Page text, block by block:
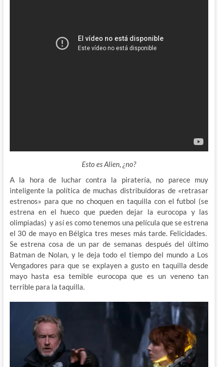
Esto es Alien, ¿no?
A la hora de luchar contra la piratería, no parece muy
inteligente la política de muchas distribuidoras de «retrasar
estrenos» para que no choquen en taquilla con el futbol (se
estrena en el hueco que pueden dejar la eurocopa y las
olimpiadas) y así es como tenemos una película que se estrena
el 30 de mayo en Bélgica tres meses más tarde. Felicidades.
Se estrena cosa de un par de semanas después del último
Batman de Nolan, y le deja todo el tiempo del mundo a Los
Vengadores para que se explayen a gusto en taquilla desde
mayo hasta esa temible eurocopa que es un veneno tan
terrible para la taquilla.